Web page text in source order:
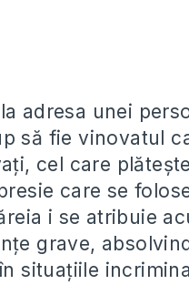
adresa unei
să fie vinovatul
cel care
care se
i se atribuie
grave,
situaţiile